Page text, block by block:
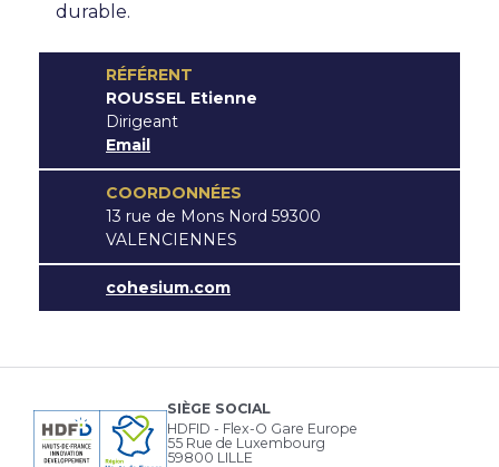
durable.
RÉFÉRENT
ROUSSEL Etienne
Dirigeant
Email
COORDONNÉES
13 rue de Mons Nord 59300
VALENCIENNES
cohesium.com
SIÈGE SOCIAL
HDFID - Flex-O Gare Europe
55 Rue de Luxembourg
59800 LILLE